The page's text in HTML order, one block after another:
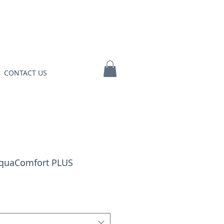
CONTACT US
PLUS